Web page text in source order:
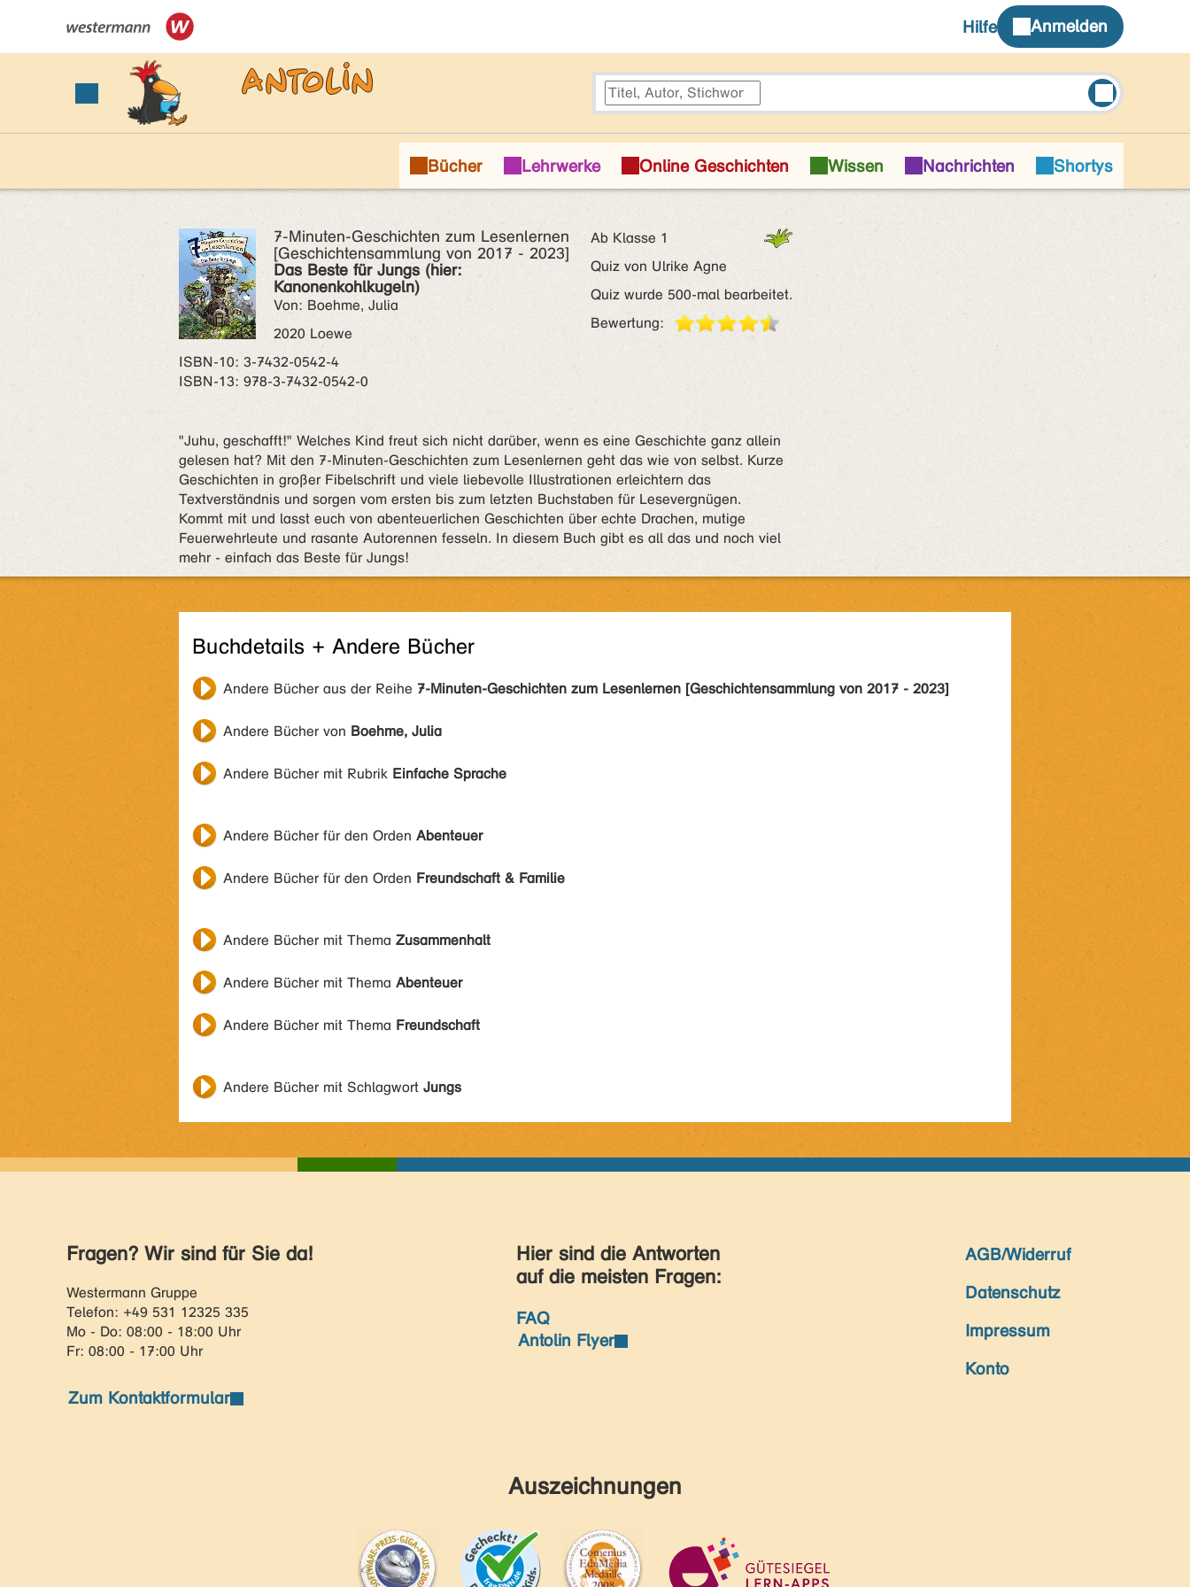
7-Minuten-Geschichten zum Lesenlernen
[Geschichtensammlung von 2017 - 2023]
Das Beste für Jungs (hier:
Kanonenkohlkugeln)
Von: Boehme, Julia
2020 Loewe
ISBN‑10: 3-7432-0542-4
ISBN‑13: 978-3-7432-0542-0
Ab Klasse 1
Quiz von Ulrike Agne
Quiz wurde 500-mal bearbeitet.
Bewertung:
"Juhu, geschafft!" Welches Kind freut sich nicht darüber, wenn es eine Geschichte ganz allein
gelesen hat? Mit den 7-Minuten-Geschichten zum Lesenlernen geht das wie von selbst. Kurze
Geschichten in großer Fibelschrift und viele liebevolle Illustrationen erleichtern das
Textverständnis und sorgen vom ersten bis zum letzten Buchstaben für Lesevergnügen.
Kommt mit und lasst euch von abenteuerlichen Geschichten über echte Drachen, mutige
Feuerwehrleute und rasante Autorennen fesseln. In diesem Buch gibt es all das und noch viel
mehr - einfach das Beste für Jungs!
Buchdetails + Andere Bücher
Andere Bücher aus der Reihe 7-Minuten-Geschichten zum Lesenlernen [Geschichtensammlung von 2017 - 2023]
Andere Bücher von Boehme, Julia
Andere Bücher mit Rubrik Einfache Sprache
Andere Bücher für den Orden Abenteuer
Andere Bücher für den Orden Freundschaft & Familie
Andere Bücher mit Thema Zusammenhalt
Andere Bücher mit Thema Abenteuer
Andere Bücher mit Thema Freundschaft
Andere Bücher mit Schlagwort Jungs